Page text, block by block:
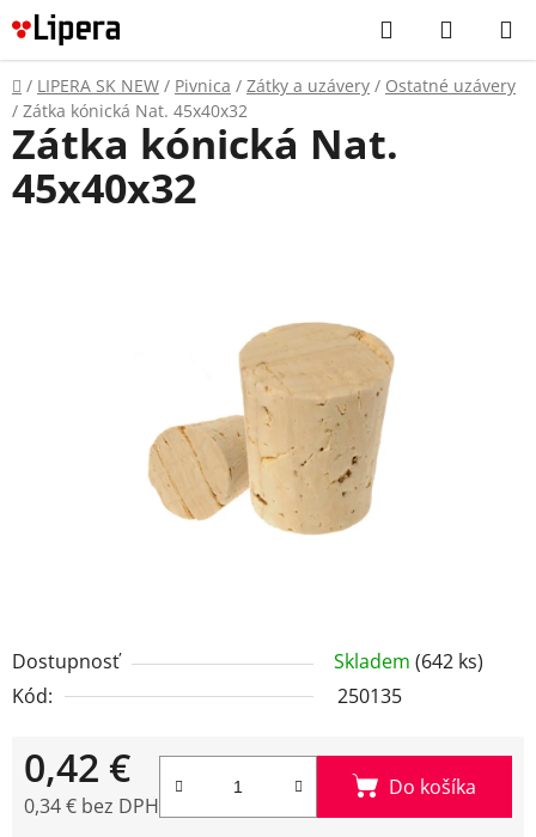
Prejsť
na
obsah
Hľadať
KOŠÍK
Domov
/ LIPERA SK NEW / Pivnica / Zátky a uzávery / Ostatné uzávery
/ Zátka kónická Nat. 45x40x32
Dostupnosť Skladem (642 ks)
Kód:
250135
0,42 €
0,34 € bez DPH
Do košíka
Zátka kónická Nat.
45x40x32